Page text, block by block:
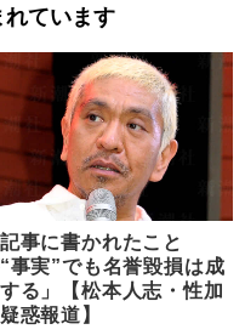
れています
記事に書かれたこと
事実”でも名誉毀損は成
る」【松本人志・性加
惑報道】